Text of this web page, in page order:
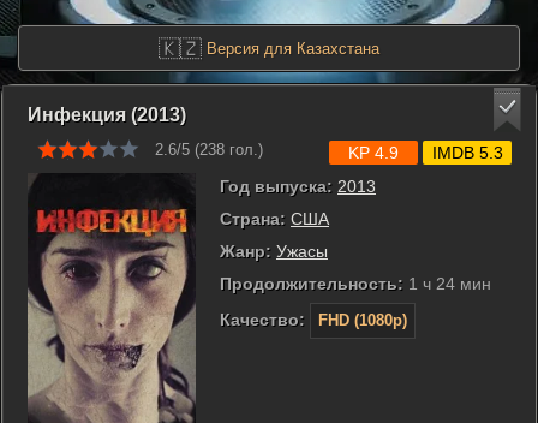
🇰🇿 Версия для Казахстана
Инфекция (2013)
2.6/5 (238 гол.)
Год выпуска: 2013
Страна: США
Жанр: Ужасы
Продолжительность: 1 ч 24 мин
Качество:
FHD (1080p)
KP 4.9 IMDB 5.3